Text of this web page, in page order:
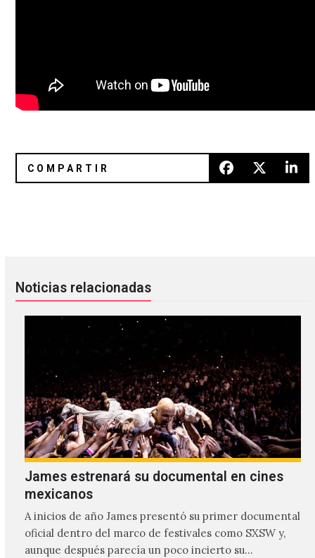
Noticias relacionadas
James estrenará su documental en cines
mexicanos
A inicios de año James presentó su primer documental
oficial dentro del marco de festivales como SXSW y,
aunque después parecía un poco incierto su…